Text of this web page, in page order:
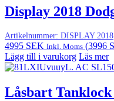
Display 2018
Artikelnummer: DISPLAY 2018
4995 SEK Inkl. Moms (3996
Lägg till i varukorg Läs mer
Låsbart Tanklock